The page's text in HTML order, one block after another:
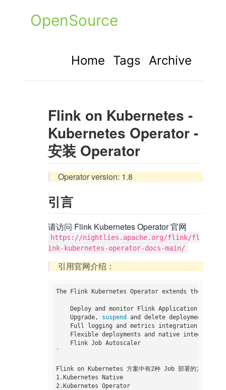
OpenSource
Home Tags Archive
Flink on Kubernetes -
Kubernetes Operator -
安装 Operator
Operator version: 1.8
引言
请访问 Flink Kubernetes Operator 官网
https://nightlies.apache.org/flink/fl
ink-kubernetes-operator-docs-main/
引用官网介绍：
The Flink Kubernetes Operator extends the
Deploy and monitor Flink Application and
    Upgrade,
suspend
and delete deployments
    Full logging and metrics integration
Flexible deployments and native integration
    Flink Job Autoscaler
`
Flink on Kubernetes 方案中有2种 Job 部署的方式：
1.Kubernetes Native
2.Kubernetes Operator